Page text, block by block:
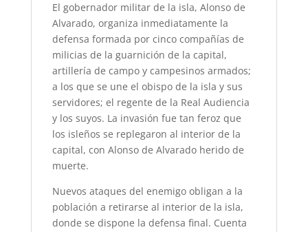
El gobernador militar de la isla, Alonso de
Alvarado, organiza inmediatamente la
defensa formada por cinco compañías de
milicias de la guarnición de la capital,
artillería de campo y campesinos armados;
a los que se une el obispo de la isla y sus
servidores; el regente de la Real Audiencia
y los suyos. La invasión fue tan feroz que
los isleños se replegaron al interior de la
capital, con Alonso de Alvarado herido de
muerte.
Nuevos ataques del enemigo obligan a la
población a retirarse al interior de la isla,
donde se dispone la defensa final. Cuenta